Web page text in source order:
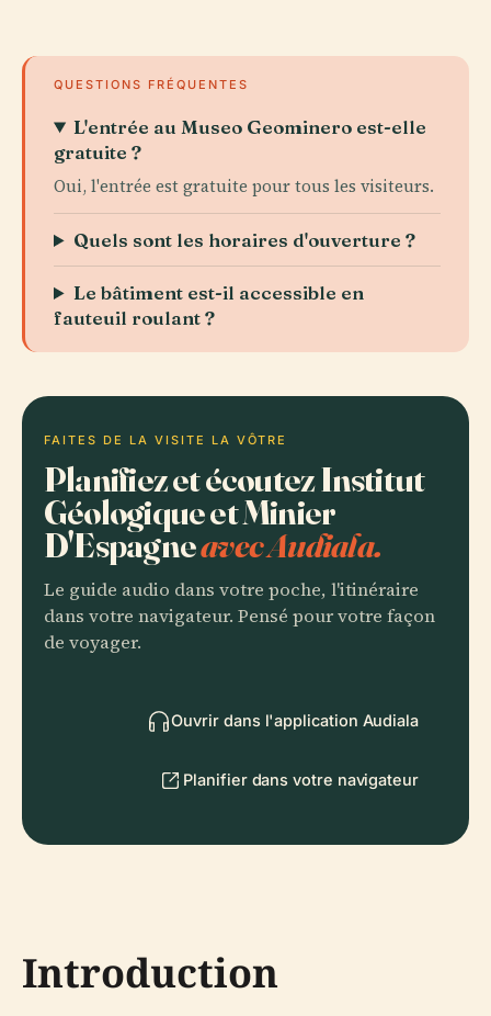
QUESTIONS FRÉQUENTES
L'entrée au Museo Geominero est-elle
gratuite ?
Oui, l'entrée est gratuite pour tous les visiteurs.
Quels sont les horaires d'ouverture ?
Le bâtiment est-il accessible en
fauteuil roulant ?
FAITES DE LA VISITE LA VÔTRE
Planifiez et écoutez Institut
Géologique et Minier
D'Espagneavec Audiala.
Le guide audio dans votre poche, l'itinéraire
dans votre navigateur. Pensé pour votre façon
de voyager.
Ouvrir dans l'application Audiala
Planifier dans votre navigateur
Introduction